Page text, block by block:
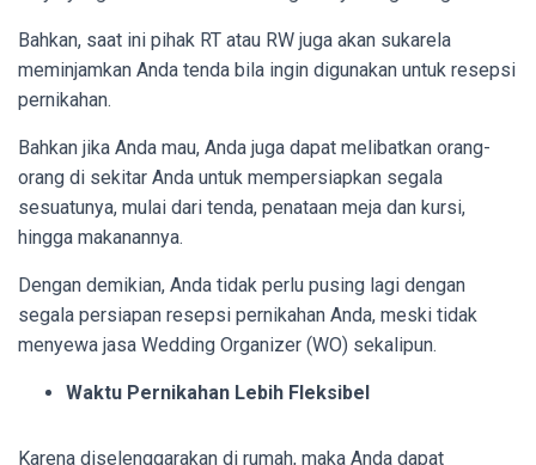
Bahkan, saat ini pihak RT atau RW juga akan sukarela
meminjamkan Anda tenda bila ingin digunakan untuk resepsi
pernikahan.
Bahkan jika Anda mau, Anda juga dapat melibatkan orang-
orang di sekitar Anda untuk mempersiapkan segala
sesuatunya, mulai dari tenda, penataan meja dan kursi,
hingga makanannya.
Dengan demikian, Anda tidak perlu pusing lagi dengan
segala persiapan resepsi pernikahan Anda, meski tidak
menyewa jasa Wedding Organizer (WO) sekalipun.
Waktu Pernikahan Lebih Fleksibel
Karena diselenggarakan di rumah, maka Anda dapat